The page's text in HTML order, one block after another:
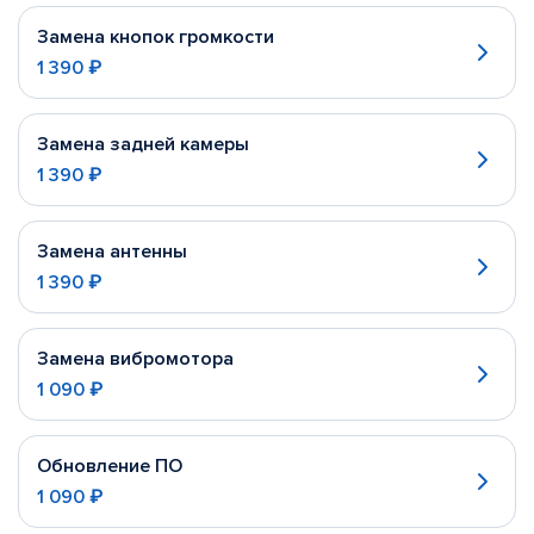
Замена кнопок громкости
1 390 ₽
Замена задней камеры
1 390 ₽
Замена антенны
1 390 ₽
Замена вибромотора
1 090 ₽
Обновление ПО
1 090 ₽